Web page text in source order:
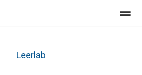
Leerlab